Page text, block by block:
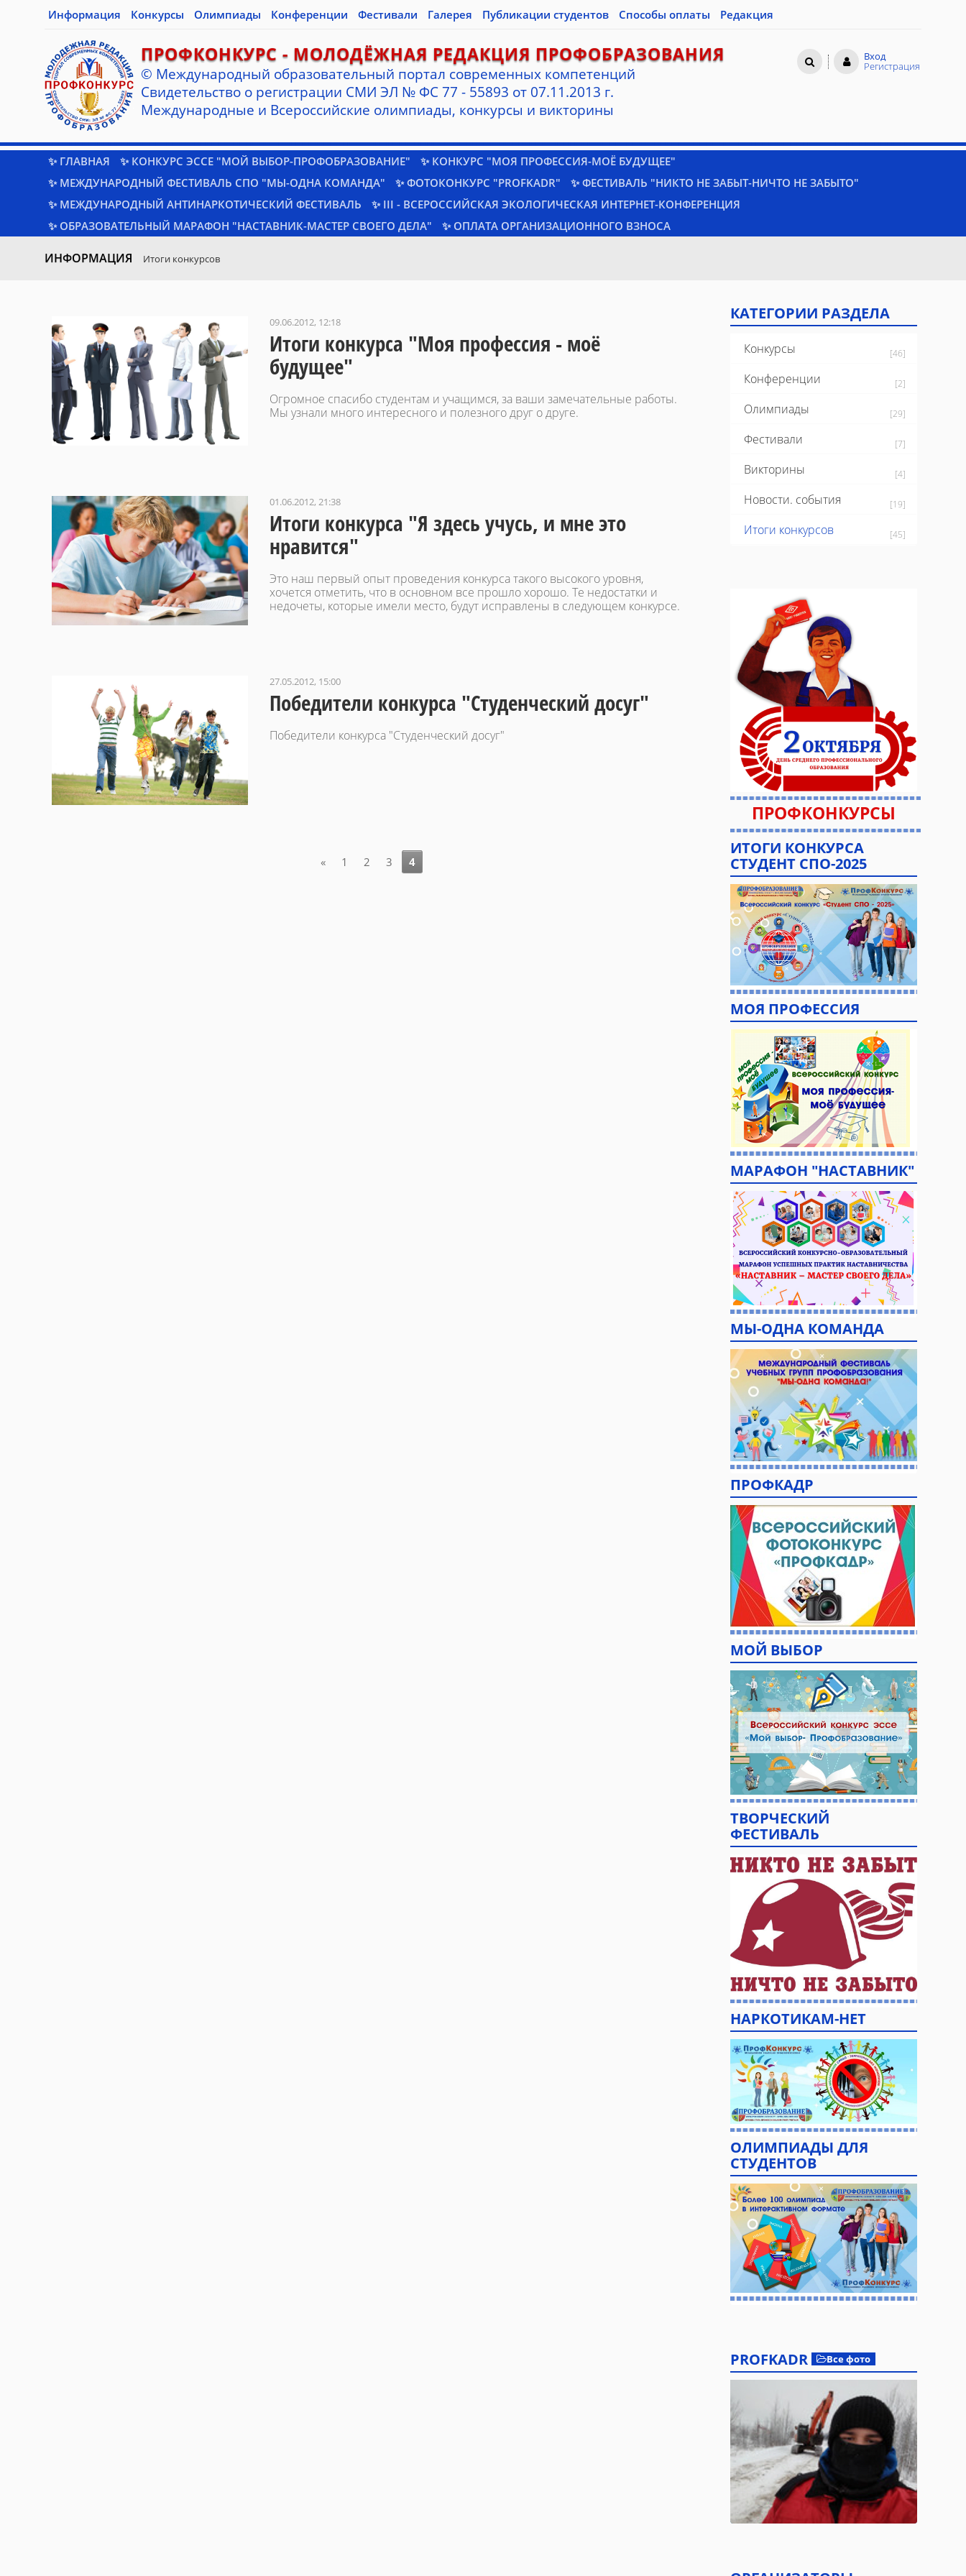
Информация Конкурсы Олимпиады Конференции Фестивали Галерея Публикации студентов Способы оплаты Редакция
ПРОФКОНКУРС - МОЛОДЁЖНАЯ РЕДАКЦИЯ ПРОФОБРАЗОВАНИЯ
© Международный образовательный портал современных компетенций
Cвидетельство о регистрации СМИ ЭЛ № ФС 77 - 55893 от 07.11.2013 г.
Международные и Всероссийские олимпиады, конкурсы и викторины
Вход
Регистрация
✨ ГЛАВНАЯ ✨ КОНКУРС ЭССЕ "МОЙ ВЫБОР-ПРОФОБРАЗОВАНИЕ"
✨ КОНКУРС "МОЯ ПРОФЕССИЯ-МОЁ БУДУЩЕЕ"
✨ МЕЖДУНАРОДНЫЙ ФЕСТИВАЛЬ СПО "МЫ-ОДНА КОМАНДА"
✨ ФОТОКОНКУРС "PROFKADR"
✨ ФЕСТИВАЛЬ "НИКТО НЕ ЗАБЫТ-НИЧТО НЕ ЗАБЫТО"
✨ МЕЖДУНАРОДНЫЙ АНТИНАРКОТИЧЕСКИЙ ФЕСТИВАЛЬ
✨ III - ВСЕРОССИЙСКАЯ ЭКОЛОГИЧЕСКАЯ ИНТЕРНЕТ-КОНФЕРЕНЦИЯ
✨ ОБРАЗОВАТЕЛЬНЫЙ МАРАФОН "НАСТАВНИК-МАСТЕР СВОЕГО ДЕЛА"
✨ ОПЛАТА ОРГАНИЗАЦИОННОГО ВЗНОСА
ИНФОРМАЦИЯ Итоги конкурсов
09.06.2012, 12:18
Итоги конкурса "Моя профессия - моё
будущее"
Огромное спасибо студентам и учащимся, за ваши замечательные работы.
Мы узнали много интересного и полезного друг о друге.
01.06.2012, 21:38
Итоги конкурса "Я здесь учусь, и мне это
нравится"
Это наш первый опыт проведения конкурса такого высокого уровня,
хочется отметить, что в основном все прошло хорошо. Те недостатки и
недочеты, которые имели место, будут исправлены в следующем конкурсе.
27.05.2012, 15:00
Победители конкурса "Студенческий досуг"
Победители конкурса "Студенческий досуг"
« 1 2 3 4
КАТЕГОРИИ РАЗДЕЛА
Конкурсы [46]
Конференции [2]
Олимпиады [29]
Фестивали [7]
Викторины [4]
Новости. события [19]
Итоги конкурсов [45]
ПРОФКОНКУРСЫ
ИТОГИ КОНКУРСА
СТУДЕНТ СПО-2025
МОЯ ПРОФЕССИЯ
МАРАФОН "НАСТАВНИК"
МЫ-ОДНА КОМАНДА
ПРОФКАДР
МОЙ ВЫБОР
ТВОРЧЕСКИЙ
ФЕСТИВАЛЬ
НАРКОТИКАМ-НЕТ
ОЛИМПИАДЫ ДЛЯ
СТУДЕНТОВ
PROFKADR Все фото